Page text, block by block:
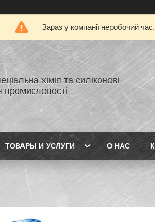
Зараз у компанії неробочий
хімія та силіконові
промисловості
ТОВАРЫ И УСЛУГИ О НАС